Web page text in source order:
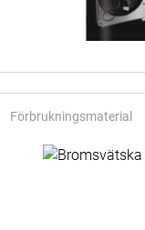
Förbrukningsmaterial